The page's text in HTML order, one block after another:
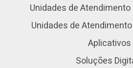
Unidades de
Unidades de
Aplicativos
Soluções